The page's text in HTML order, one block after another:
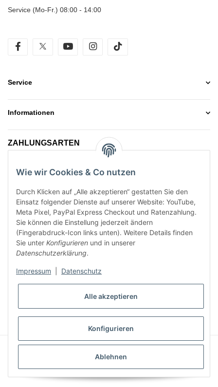
Wie wir Cookies & Co nutzen
Durch Klicken auf „Alle akzeptieren“ gestatten Sie den
Einsatz folgender Dienste auf unserer Website: YouTube,
Meta Pixel, PayPal Express Checkout und Ratenzahlung.
Sie können die Einstellung jederzeit ändern
(Fingerabdruck-Icon links unten). Weitere Details finden
Sie unter Konfigurieren und in unserer
Datenschutzerklärung.
Impressum Datenschutz
Alle akzeptieren
Konfigurieren
Ablehnen
Service (Mo-Fr.) 08:00 - 14:00
facebooktwitter youtube instagram
Service
Informationen
ZAHLUNGSARTEN
VERSANDARTEN
* Alle Preise inkl. gesetzlicher MwSt., zzgl.
VERTRAG WIDERRUFEN
© Feine Sahne Fischfilet Shop c/o True Rebel GmbH